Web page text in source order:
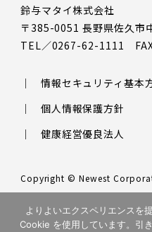
鈴与マタイ株式会社
〒385-0051 長野県佐久市
TEL／0267-62-1111
情報セキュリティ基本
個人情報保護方針
健康経営優良法人
Copyright © Newest
イバシーポリシー
と利用規約が
よりよいエクスペリエンスを
Cookie を使用しています。引